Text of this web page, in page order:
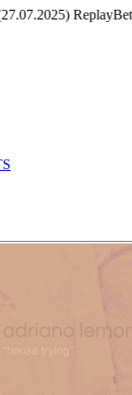
Replay